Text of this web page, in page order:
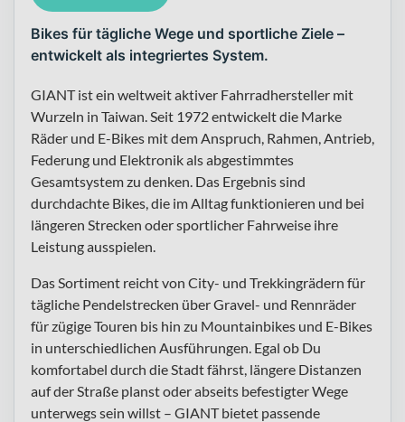
Bikes für tägliche Wege und sportliche Ziele –
entwickelt als integriertes System.
GIANT ist ein weltweit aktiver Fahrradhersteller mit
Wurzeln in Taiwan. Seit 1972 entwickelt die Marke
Räder und E-Bikes mit dem Anspruch, Rahmen, Antrieb,
Federung und Elektronik als abgestimmtes
Gesamtsystem zu denken. Das Ergebnis sind
durchdachte Bikes, die im Alltag funktionieren und bei
längeren Strecken oder sportlicher Fahrweise ihre
Leistung ausspielen.
Das Sortiment reicht von City- und Trekkingrädern für
tägliche Pendelstrecken über Gravel- und Rennräder
für zügige Touren bis hin zu Mountainbikes und E-Bikes
in unterschiedlichen Ausführungen. Egal ob Du
komfortabel durch die Stadt fährst, längere Distanzen
auf der Straße planst oder abseits befestigter Wege
unterwegs sein willst – GIANT bietet passende